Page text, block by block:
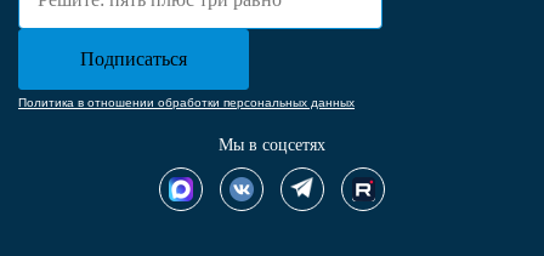
Политика в отношении обработки персональных данных
Мы в соцсетях